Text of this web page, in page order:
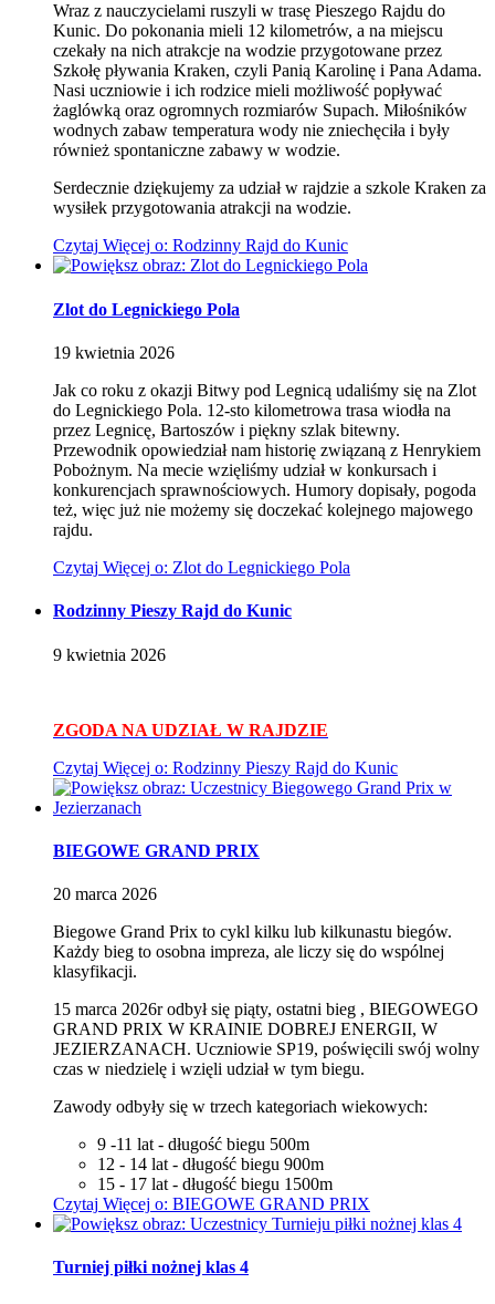
Wraz z nauczycielami ruszyli w trasę Pieszego Rajdu do
Kunic. Do pokonania mieli 12 kilometrów, a na miejscu
czekały na nich atrakcje na wodzie przygotowane przez
Szkołę pływania Kraken, czyli Panią Karolinę i Pana Adama.
Nasi uczniowie i ich rodzice mieli możliwość popływać
żaglówką oraz ogromnych rozmiarów Supach. Miłośników
wodnych zabaw temperatura wody nie zniechęciła i były
również spontaniczne zabawy w wodzie.
Serdecznie dziękujemy za udział w rajdzie a szkole Kraken za
wysiłek przygotowania atrakcji na wodzie.
Czytaj Więcej o: Rodzinny Rajd do Kunic
Zlot do Legnickiego Pola
19 kwietnia 2026
Jak co roku z okazji Bitwy pod Legnicą udaliśmy się na Zlot
do Legnickiego Pola. 12-sto kilometrowa trasa wiodła na
przez Legnicę, Bartoszów i piękny szlak bitewny.
Przewodnik opowiedział nam historię związaną z Henrykiem
Pobożnym. Na mecie wzięliśmy udział w konkursach i
konkurencjach sprawnościowych. Humory dopisały, pogoda
też, więc już nie możemy się doczekać kolejnego majowego
rajdu.
Czytaj Więcej o: Zlot do Legnickiego Pola
Rodzinny Pieszy Rajd do Kunic
9 kwietnia 2026
ZGODA NA UDZIAŁ W RAJDZIE
Czytaj Więcej o: Rodzinny Pieszy Rajd do Kunic
BIEGOWE GRAND PRIX
20 marca 2026
Biegowe Grand Prix to cykl kilku lub kilkunastu biegów.
Każdy bieg to osobna impreza, ale liczy się do wspólnej
klasyfikacji.
15 marca 2026r odbył się piąty, ostatni bieg , BIEGOWEGO
GRAND PRIX W KRAINIE DOBREJ ENERGII, W
JEZIERZANACH. Uczniowie SP19, poświęcili swój wolny
czas w niedzielę i wzięli udział w tym biegu.
Zawody odbyły się w trzech kategoriach wiekowych:
9 -11 lat - długość biegu 500m
12 - 14 lat - długość biegu 900m
15 - 17 lat - długość biegu 1500m
Czytaj Więcej o: BIEGOWE GRAND PRIX
Turniej piłki nożnej klas 4